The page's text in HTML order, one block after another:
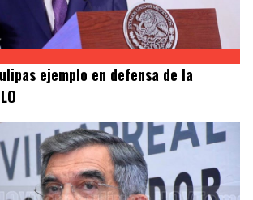
ejemplo en defensa de la